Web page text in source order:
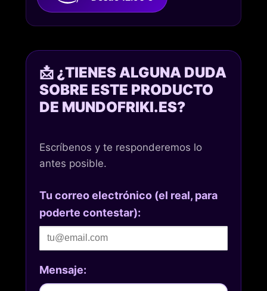
📩 ¿TIENES ALGUNA DUDA
SOBRE ESTE PRODUCTO
DE MUNDOFRIKI.ES?
Escríbenos y te responderemos lo
antes posible.
Tu correo electrónico (el real, para
poderte contestar):
Mensaje: